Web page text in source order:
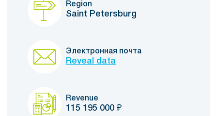
Region
Saint Petersburg
Электронная почта
Reveal data
Revenue
115 195 000 ₽